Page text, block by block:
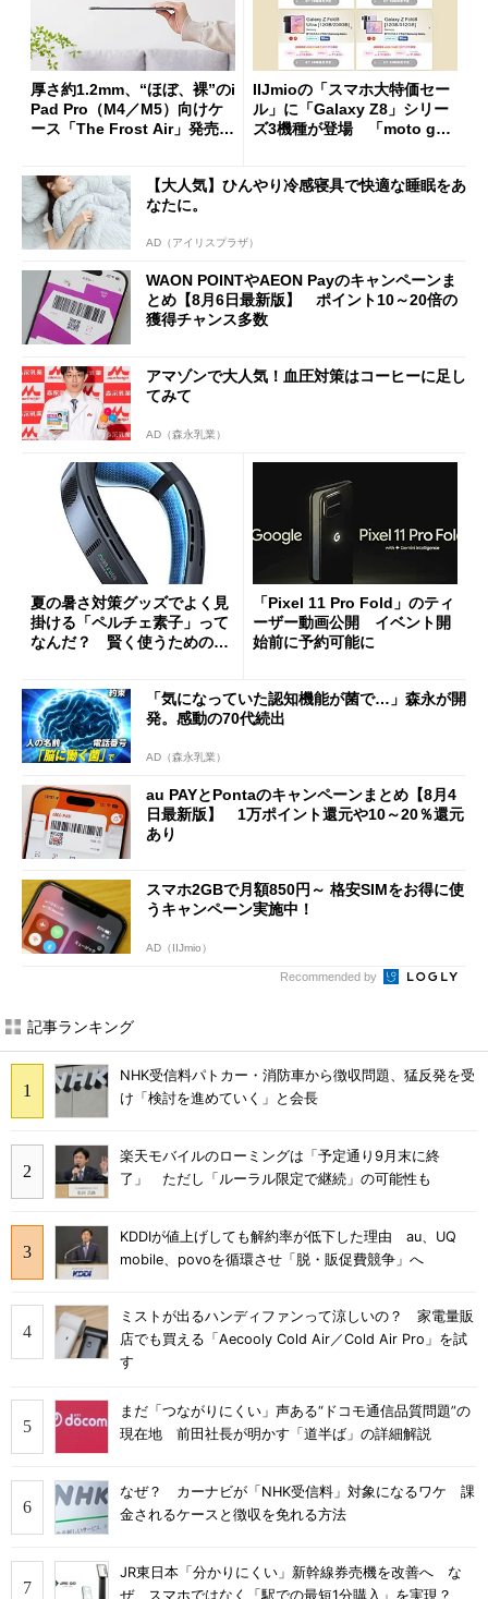
厚さ約1.2mm、“ほぼ、裸”のi
Pad Pro（M4／M5）向けケ
ース「The Frost Air」発売
IIJmioの「スマホ大特価セー
ル」に「Galaxy Z8」シリー
ズ3機種が登場 「moto g37
【大人気】ひんやり冷感寝具で快適な睡眠をあ
なたに。
AD（アイリスプラザ）
WAON POINTやAEON Payのキャンペーンま
とめ【8月6日最新版】 ポイント10～20倍の
獲得チャンス多数
アマゾンで大人気！血圧対策はコーヒーに足し
てみて
AD（森永乳業）
夏の暑さ対策グッズでよく見
掛ける「ペルチェ素子」って
なんだ？ 賢く使うための注
「Pixel 11 Pro Fold」のティ
ーザー動画公開 イベント開
始前に予約可能に
「気になっていた認知機能が菌で…」森永が開
発。感動の70代続出
AD（森永乳業）
au PAYとPontaのキャンペーンまとめ【8月4
日最新版】 1万ポイント還元や10～20％還元
あり
スマホ2GBで月額850円～ 格安SIMをお得に使
うキャンペーン実施中！
AD（IIJmio）
Recommended by
記事ランキング
NHK受信料パトカー・消防車から徴収問題、猛反発を受
け「検討を進めていく」と会長
楽天モバイルのローミングは「予定通り9月末に終
了」 ただし「ルーラル限定で継続」の可能性も
KDDIが値上げしても解約率が低下した理由 au、UQ
mobile、povoを循環させ「脱・販促費競争」へ
ミストが出るハンディファンって涼しいの？ 家電量販
店でも買える「Aecooly Cold Air／Cold Air Pro」を試
す
まだ「つながりにくい」声ある“ドコモ通信品質問題”の
現在地 前田社長が明かす「道半ば」の詳細解説
なぜ？ カーナビが「NHK受信料」対象になるワケ 課
金されるケースと徴収を免れる方法
JR東日本「分かりにくい」新幹線券売機を改善へ な
ぜ、スマホではなく「駅での最短1分購入」を実現？